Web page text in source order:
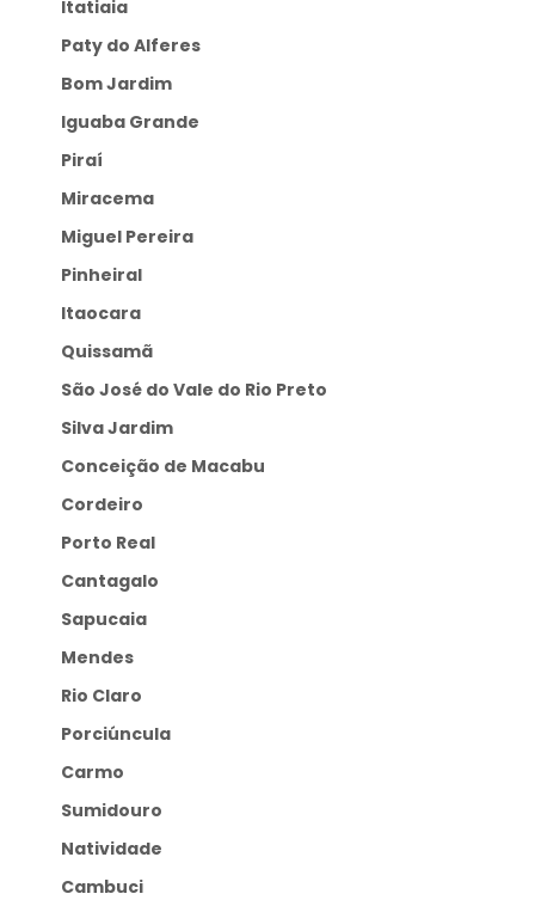
Itatiaia
Paty do Alferes
Bom Jardim
Iguaba Grande
Piraí
Miracema
Miguel Pereira
Pinheiral
Itaocara
Quissamã
São José do Vale do Rio Preto
Silva Jardim
Conceição de Macabu
Cordeiro
Porto Real
Cantagalo
Sapucaia
Mendes
Rio Claro
Porciúncula
Carmo
Sumidouro
Natividade
Cambuci